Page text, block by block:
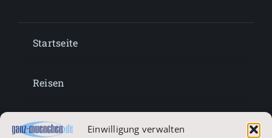
Einwilligung verwalten
Startseite
Reisen
Lifestyle